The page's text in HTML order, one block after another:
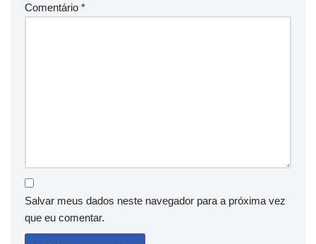
Comentário *
Salvar meus dados neste navegador para a próxima vez
que eu comentar.